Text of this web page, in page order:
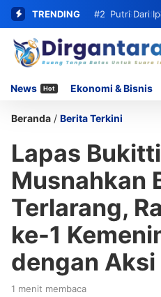
TRENDING #2 Putri
Salsabila
KASAU 2026
#3 Grand
MOMOYO
News Hot Ekonomi & Bisnis
Beranda / Berita Terkini
Lapas
Musnahkan
Terlarang,
ke-1
dengan Aksi
1 menit membaca